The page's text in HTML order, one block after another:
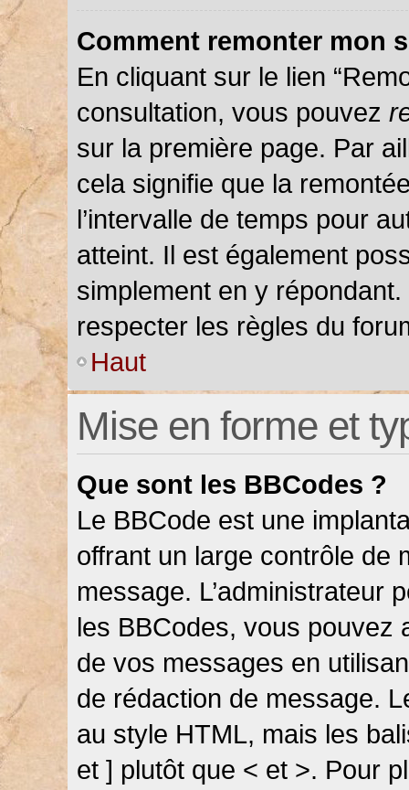
Comment remonter mon
En cliquant sur le lien
consultation, vous pouvez
sur la première page. Par
cela signifie que la
l’intervalle de temps pour
atteint. Il est également
simplement en y
respecter les règles du
Haut
Mise en forme et
Que sont les BBCodes ?
Le BBCode est une
offrant un large contrôle de
message. L’administrateur
les BBCodes, vous pouvez
de vos messages en
de rédaction de message.
au style HTML, mais les
et ] plutôt que < et >. Pour